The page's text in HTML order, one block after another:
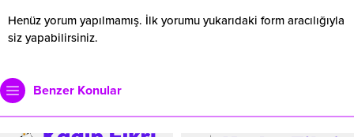
Henüz yorum yapılmamış. İlk yorumu yukarıdaki form aracılığıyla
siz yapabilirsiniz.
Benzer Konular